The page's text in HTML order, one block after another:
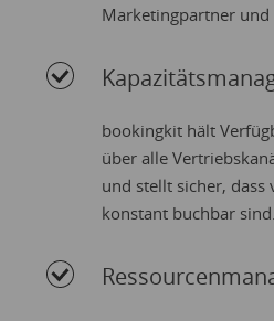
Marketingpartner
bookingkit hält
über alle
und stellt sicher, dass
konstant buchbar sind.